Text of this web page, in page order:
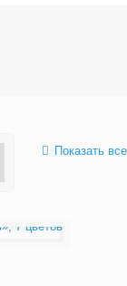
Показать все